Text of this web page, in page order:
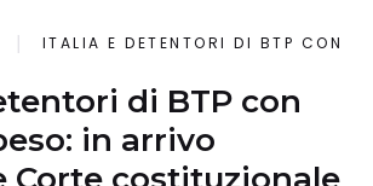
ITALIA E DETENTORI DI BTP CON
di BTP con
in arrivo